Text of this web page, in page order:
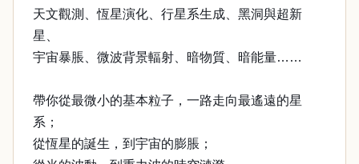
天文觀測、恆星演化、行星系生成、黑洞與超新
星、
宇宙暴脹、微波背景輻射、暗物質、暗能量……
帶你從最微小的基本粒子，一路走向最遙遠的星
系；
從恆星的誕生，到宇宙的膨脹；